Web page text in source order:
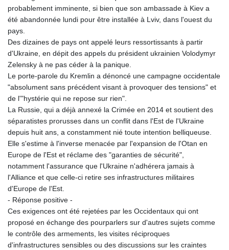
MNT
3594.253507
MRU 40.09223
MUR 46.999966
1729.34998
MYR 4.088205
MZN 63.905023
NAD 16.202107
NGN
1361.990169
NIO 36.701693
NOK 9.509905
OMR 0.384502
PAB 0.997314
PGK 4.407375
probablement imminente, si bien que son ambassade à Kiev a
été abandonnée lundi pour être installée à Lviv, dans l'ouest du
pays.
Des dizaines de pays ont appelé leurs ressortissants à partir
d'Ukraine, en dépit des appels du président ukrainien Volodymyr
Zelensky à ne pas céder à la panique.
Le porte-parole du Kremlin a dénoncé une campagne occidentale
"absolument sans précédent visant à provoquer des tensions" et
de l'"hystérie qui ne repose sur rien".
La Russie, qui a déjà annexé la Crimée en 2014 et soutient des
séparatistes prorusses dans un conflit dans l'Est de l'Ukraine
depuis huit ans, a constamment nié toute intention belliqueuse.
Elle s'estime à l'inverse menacée par l'expansion de l'Otan en
Europe de l'Est et réclame des "garanties de sécurité",
notamment l'assurance que l'Ukraine n'adhérera jamais à
l'Alliance et que celle-ci retire ses infrastructures militaires
d'Europe de l'Est.
- Réponse positive -
Ces exigences ont été rejetées par les Occidentaux qui ont
proposé en échange des pourparlers sur d'autres sujets comme
le contrôle des armements, les visites réciproques
d'infrastructures sensibles ou des discussions sur les craintes